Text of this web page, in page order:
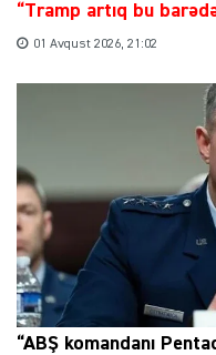
“Tramp artıq bu
01 Avqust 2026, 21:02
“ABŞ komandanı